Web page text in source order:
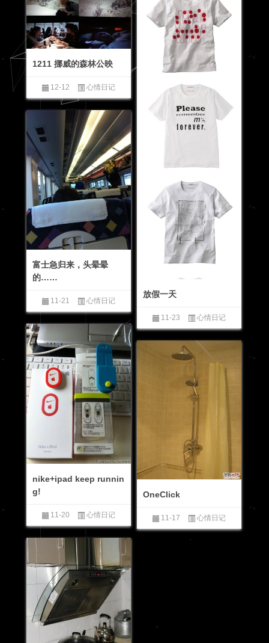
1211 挪威的森林公映
12-12 心情日记
放假一天
11-23 心情日记
富士急归来，头晕晕
的……
11-21 心情日记
nike+ipad keep runnin
g!
11-20 心情日记
OneClick
11-17 心情日记